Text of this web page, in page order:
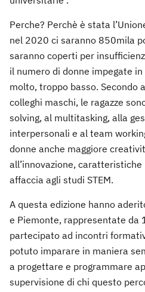
Perche? Perchè è stata
nel 2020 ci saranno 850mila
saranno coperti per
il numero di donne impegate
molto, troppo basso. Secondo
colleghi maschi, le ragazze
solving, al multitasking, alla
interpersonali e al team
donne anche maggiore
all’innovazione,
affaccia agli studi STEM.
A questa edizione hanno
e Piemonte, rappresentate da
partecipato ad incontri
potuto imparare in maniera
a progettare e programmare
supervisione di chi questo